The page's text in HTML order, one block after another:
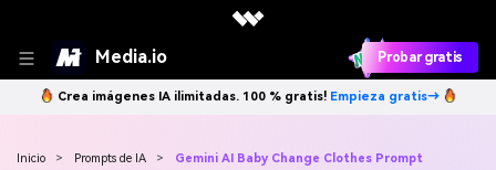
Media.io Probar gratis
Crea imágenes IA ilimitadas. 100 % gratis! Empieza gratis→
Inicio > Prompts de IA > Gemini AI Baby Change Clothes Prompt